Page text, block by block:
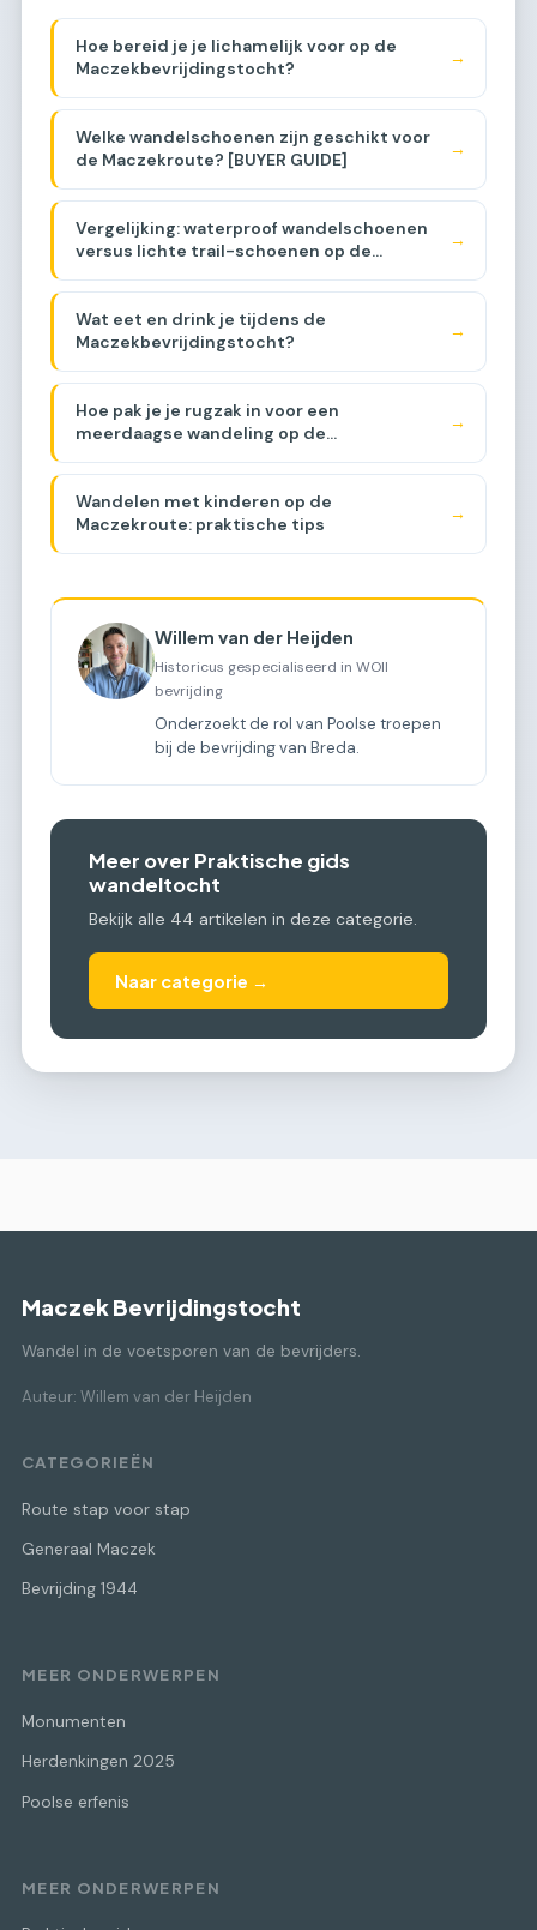
Hoe bereid je je lichamelijk voor op de
Maczekbevrijdingstocht?
→
Welke wandelschoenen zijn geschikt voor
de Maczekroute? [BUYER GUIDE]
→
Vergelijking: waterproof wandelschoenen
versus lichte trail-schoenen op de
→
Wat eet en drink je tijdens de
Maczekbevrijdingstocht?
→
Hoe pak je je rugzak in voor een
meerdaagse wandeling op de
→
Wandelen met kinderen op de
Maczekroute: praktische tips
→
Willem van der Heijden
Historicus gespecialiseerd in WOII
bevrijding
Onderzoekt de rol van Poolse troepen
bij de bevrijding van Breda.
Meer over Praktische gids
wandeltocht
Bekijk alle 44 artikelen in deze categorie.
Naar categorie →
Maczek Bevrijdingstocht
Wandel in de voetsporen van de bevrijders.
Auteur: Willem van der Heijden
CATEGORIEËN
Route stap voor stap
Generaal Maczek
Bevrijding 1944
MEER ONDERWERPEN
Monumenten
Herdenkingen 2025
Poolse erfenis
MEER ONDERWERPEN